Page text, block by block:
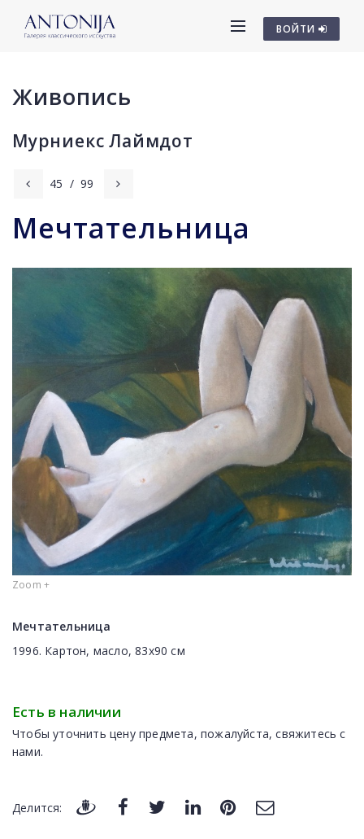
ВОЙТИ
Живопись
Мурниекс Лаймдот
45 / 99
Мечтательница
Zoom +
Мечтательница
1996. Картон, масло, 83x90 cм
Есть в наличии
Чтобы уточнить цену предмета, пожалуйста, свяжитесь с
нами.
Делится: